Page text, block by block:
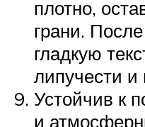
плотно,
грани.
гладкую
липучести и
Устойчив к
и